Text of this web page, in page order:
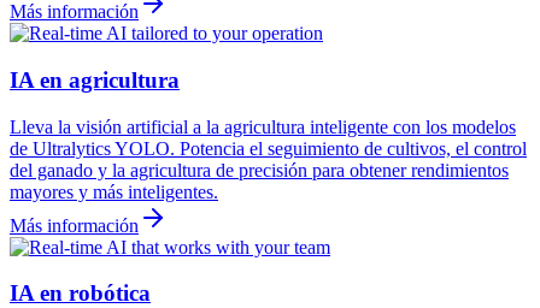
Más información
IA en agricultura
Lleva la visión artificial a la agricultura inteligente con los modelos
de Ultralytics YOLO. Potencia el seguimiento de cultivos, el control
del ganado y la agricultura de precisión para obtener rendimientos
mayores y más inteligentes.
Más información
IA en robótica